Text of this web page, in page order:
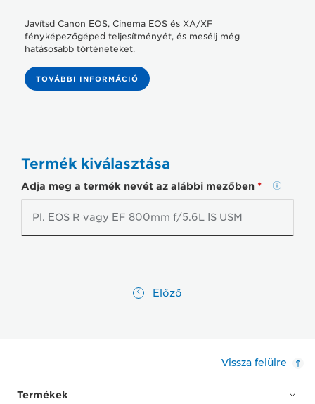
A PÉNZVISSZATÉRÍTÉSI IGÉNYLÉS ÁLLAPOTÁNAK
ELLENŐRZÉSE
HOL KAPHATÓ?
Javítsd Canon EOS, Cinema EOS és XA/XF
fényképezőgéped teljesítményét, és mesélj még
hatásosabb történeteket.
TOVÁBBI INFORMÁCIÓ
Termék kiválasztása
Adja meg a termék nevét az alábbi mezőben *
Előző
Vissza felülre
Termékek